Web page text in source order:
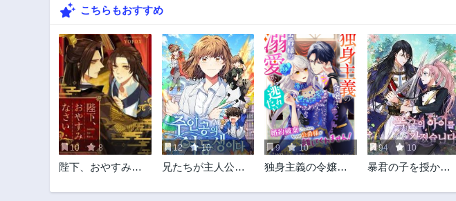
こちらもおすすめ
10 8
陛下、おやすみな
12 10
兄たちが主人公と
した
9 10
独身主義の令嬢
から逃れたい
94 10
暴君の子を授かり